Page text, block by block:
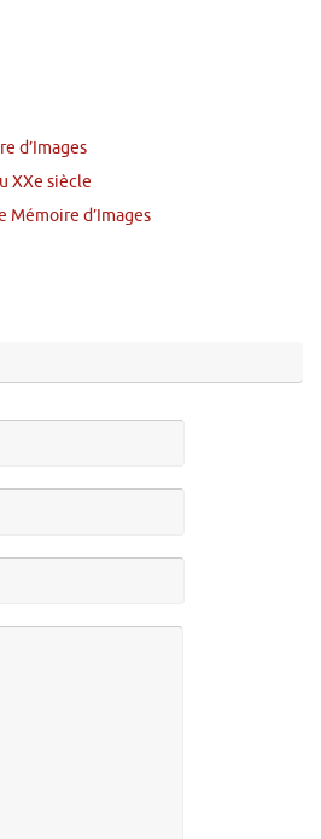
d’Images
XXe siècle
Mémoire d’Images